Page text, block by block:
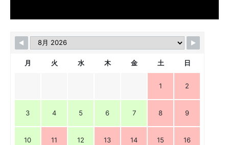
月 火 水 木 金 土 日
1 2
3 4 5 6 7 8 9
10 11 12 13 14 15 16